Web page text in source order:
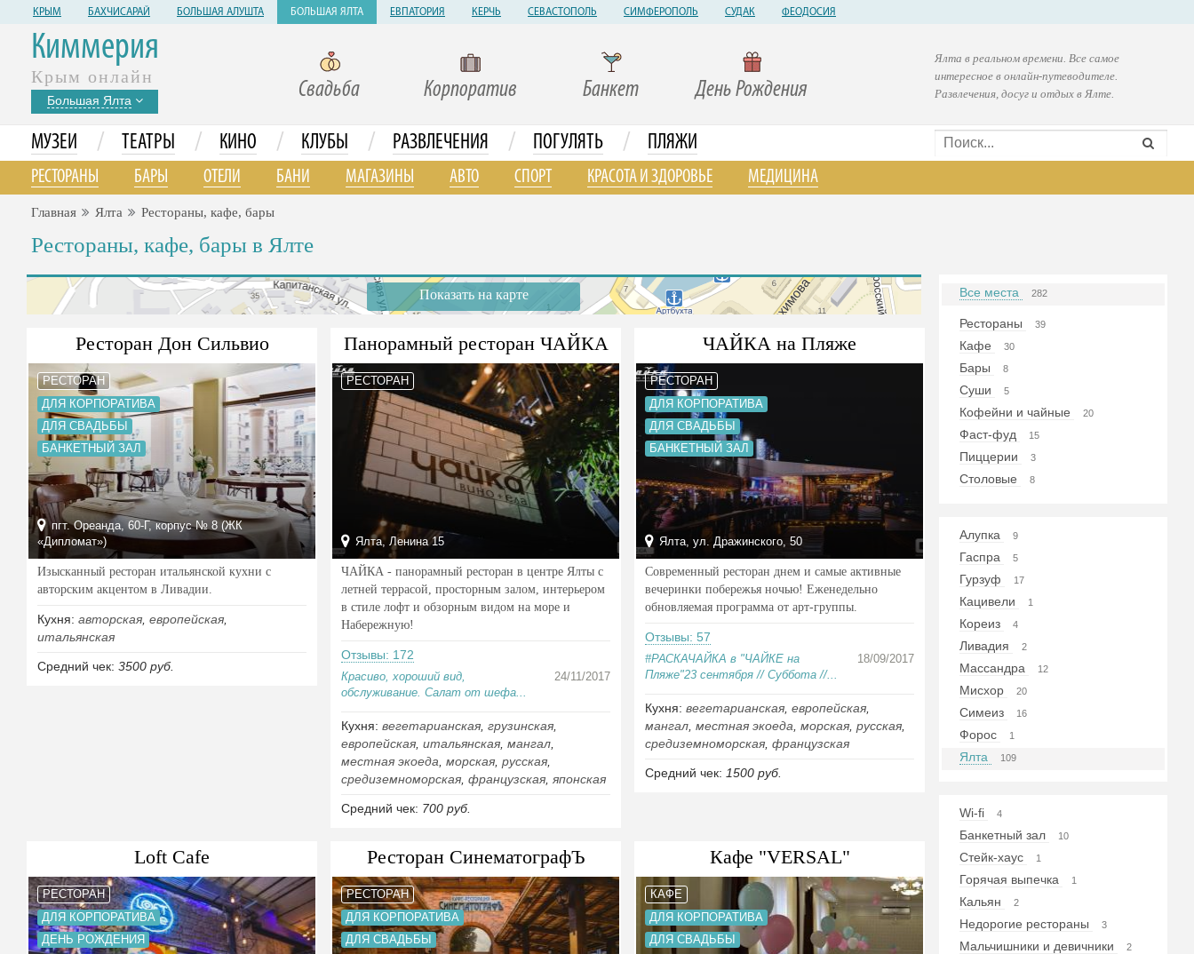
КРЫМ БАХЧИСАРАЙ БОЛЬШАЯ АЛУШТА БОЛЬШАЯ ЯЛТА ЕВПАТОРИЯ КЕРЧЬ СЕВАСТОПОЛЬ СИМФЕРОПОЛЬ СУДАК ФЕОДОСИЯ
Киммерия
Крым онлайн
Большая Ялта Свадьба Корпоратив Банкет День Рождения
Ялта в реальном времени. Все самое
интересное в онлайн-путеводителе.
Развлечения, досуг и отдых в Ялте.
МУЗЕИ / ТЕАТРЫ / КИНО / КЛУБЫ / РАЗВЛЕЧЕНИЯ / ПОГУЛЯТЬ / ПЛЯЖИ
РЕСТОРАНЫ БАРЫ ОТЕЛИ БАНИ МАГАЗИНЫ АВТО СПОРТ КРАСОТА И ЗДОРОВЬЕ МЕДИЦИНА
Главная Ялта Рестораны, кафе, бары
Рестораны, кафе, бары в Ялте
Показать на карте
Ресторан Дон Сильвио
РЕСТОРАН
ДЛЯ КОРПОРАТИВА
ДЛЯ СВАДЬБЫ
БАНКЕТНЫЙ ЗАЛ
пгт. Ореанда, 60-Г, корпус № 8 (ЖК
«Дипломат»)
Изысканный ресторан итальянской кухни с
авторским акцентом в Ливадии.
Кухня: авторская европейская
итальянская
Средний чек: 3500 руб.
Панорамный ресторан ЧАЙКА
РЕСТОРАН
Ялта, Ленина 15
ЧАЙКА - панорамный ресторан в центре Ялты с
летней террасой, просторным залом, интерьером
в стиле лофт и обзорным видом на море и
Набережную!
Отзывы: 172
Красиво, хороший вид,
обслуживание. Салат от шефа...
24/11/2017
Кухня:вегетарианская ,грузинская
европейская ,итальянская ,мангал
местная экоеда ,морская ,русская
средиземноморская ,французская ,японская
Средний чек: 700 руб.
ЧАЙКА на Пляже
РЕСТОРАН
ДЛЯ КОРПОРАТИВА
ДЛЯ СВАДЬБЫ
БАНКЕТНЫЙ ЗАЛ
Ялта, ул. Дражинского, 50
Современный ресторан днем и самые активные
вечеринки побережья ночью! Еженедельно
обновляемая программа от арт-группы.
Отзывы: 57
#РАСКАЧАЙКА в "ЧАЙКЕ на
Пляже"23 сентября // Суббота //...
18/09/2017
Кухня:вегетарианская ,европейская
мангал ,местная экоеда ,морская ,русская
средиземноморская ,французская
Средний чек: 1500 руб.
Loft Cafe
РЕСТОРАН
ДЛЯ КОРПОРАТИВА
ДЕНЬ РОЖДЕНИЯ
Ресторан СинематографЪ
РЕСТОРАН
ДЛЯ КОРПОРАТИВА
ДЛЯ СВАДЬБЫ
Кафе "VERSAL"
КАФЕ
ДЛЯ КОРПОРАТИВА
ДЛЯ СВАДЬБЫ
Все места 282
Рестораны 39
Кафе 30
Бары 8
Суши 5
Кофейни и чайные 20
Фаст-фуд 15
Пиццерии 3
Столовые 8
Алупка 9
Гаспра 5
Гурзуф 17
Кацивели 1
Кореиз 4
Ливадия 2
Массандра 12
Мисхор 20
Симеиз 16
Форос 1
Ялта 109
Wi-fi 4
Банкетный зал 10
Стейк-хаус 1
Горячая выпечка 1
Кальян 2
Недорогие рестораны 3
Мальчишники и девичники 2